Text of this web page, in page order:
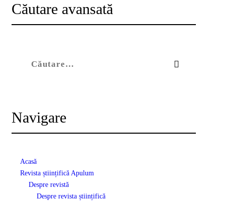
Căutare avansată
Navigare
Acasă
Revista științifică Apulum
Despre revistă
Despre revista științifică